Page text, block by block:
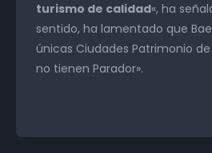
turismo de calidad«, ha
sentido, ha lamentado que
únicas Ciudades Patrimonio
no tienen Parador».